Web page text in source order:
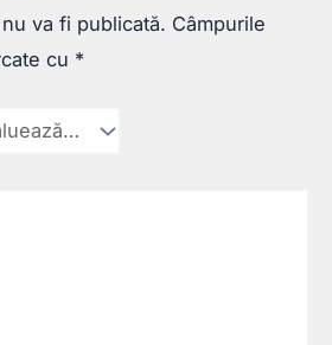
va fi publicată. Câmpurile
cu *